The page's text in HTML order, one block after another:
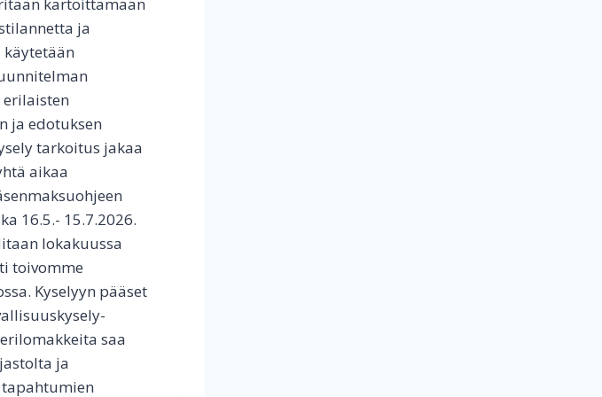
kartoittamaan
ja
käytetään
erilaisten
ja edotuksen
tarkoitus jakaa
aikaa
16.5.- 15.7.2026.
lokakuussa
toivomme
Kyselyyn pääset
saa
ja